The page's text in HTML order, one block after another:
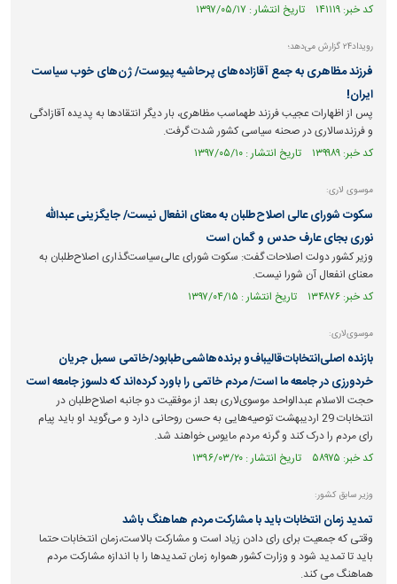
کد خبر: ۱۴۱۱۱۹ تاریخ انتشار : ۱۳۹۷/۰۵/۱۷
رویداد۲۴ گزارش می‌دهد؛
فرزند مظاهری به جمع آقازاده‌های پرحاشیه پیوست/ ژن‌های خوب سیاست
ایران!
پس از اظهارات عجیب فرزند طهماسب مظاهری، بار دیگر انتقادها به پدیده آقازادگی
و فرزندسالاری در صحنه سیاسی کشور شدت گرفت.
کد خبر: ۱۳۹۹۸۹ تاریخ انتشار : ۱۳۹۷/۰۵/۱۰
موسوی لاری:
سکوت شورای عالی اصلاح‌طلبان به معنای انفعال نیست/ جایگزینی عبدالله
نوری بجای عارف حدس و گمان است
وزیر کشور دولت اصلاحات گفت: سکوت شورای عالی‌سیاست‌گذاری اصلاح‌طلبان به
معنای انفعال آن شورا نیست.
کد خبر: ۱۳۴۸۷۶ تاریخ انتشار : ۱۳۹۷/۰۴/۱۵
موسوی‌لاری:
بازنده اصلی‌انتخابات‌قالیباف‌و برنده‌هاشمی‌طبابود/خاتمی سمبل جریان
خردورزی در جامعه ما است/ مردم خاتمی را باورد کرده‌اند که دلسوز جامعه است
حجت الاسلام عبدالواحد موسوی‌لاری بعد از موفقیت دو جانبه اصلاح‌طلبان در
انتخابات 29 اردیبهشت توصیه‌هایی به حسن روحانی دارد و می‌گوید او باید پیام
رای مردم را درک کند و گرنه مردم مایوس خواهند شد.
کد خبر: ۵۸۹۷۵ تاریخ انتشار : ۱۳۹۶/۰۳/۲۰
وزیر سابق کشور:
تمدید زمان انتخابات باید با مشارکت مردم هماهنگ باشد
وقتی که جمعیت برای رای دادن زیاد است و مشارکت بالاست،زمان انتخابات حتما
باید تا تمدید شود و وزارت کشور همواره زمان تمدیدها را با اندازه مشارکت مردم
هماهنگ می کند.